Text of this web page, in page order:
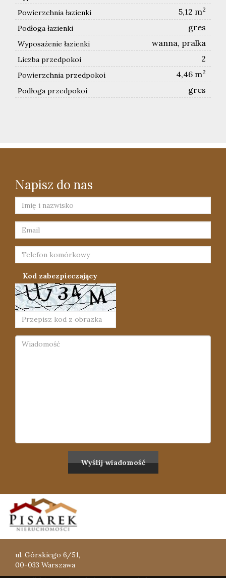
Powierzchnia łazienki 5,12 m2
Podłoga łazienki gres
Wyposażenie łazienki wanna, pralka
Liczba przedpokoi 2
Powierzchnia przedpokoi 4,46 m2
Podłoga przedpokoi gres
Napisz do nas
Kod zabezpieczający
ul. Górskiego 6/51,
00-033 Warszawa